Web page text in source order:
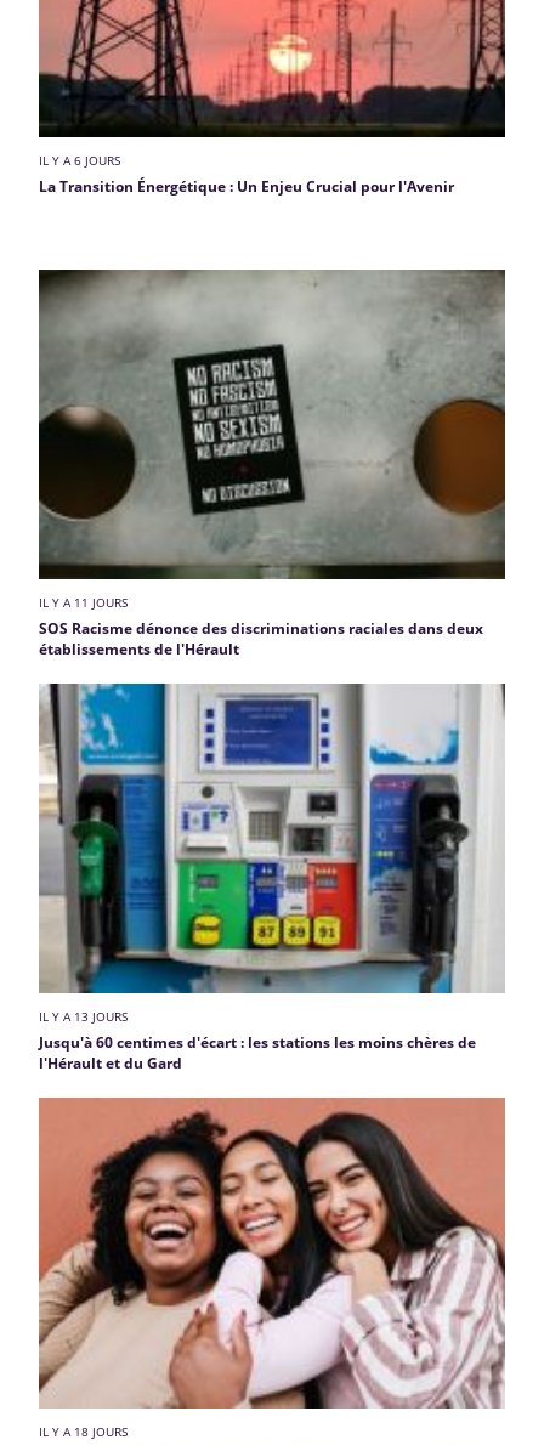
IL Y A 6 JOURS
La Transition Énergétique : Un Enjeu Crucial pour l'Avenir
IL Y A 11 JOURS
SOS Racisme dénonce des discriminations raciales dans deux
établissements de l'Hérault
IL Y A 13 JOURS
Jusqu'à 60 centimes d'écart : les stations les moins chères de
l'Hérault et du Gard
IL Y A 18 JOURS